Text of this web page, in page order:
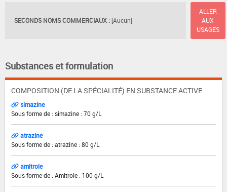
SECONDS NOMS COMMERCIAUX : [Aucun]
ALLER
AUX
USAGES
Substances et formulation
COMPOSITION (DE LA SPÉCIALITÉ) EN SUBSTANCE ACTIVE
simazine
Sous forme de : simazine : 70 g/L
atrazine
Sous forme de : atrazine : 80 g/L
amitrole
Sous forme de : Amitrole : 100 g/L